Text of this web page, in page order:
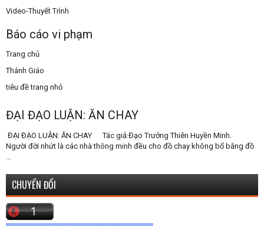
Video-Thuyết Trình
Báo cáo vi phạm
Trang chủ
Thánh Giáo
tiêu đề trang nhỏ
ĐẠI ĐẠO LUẬN: ĂN CHAY
ĐẠI ĐẠO LUẬN: ĂN CHAY Tác giả:Đạo Trưởng Thiên Huyền Minh.
Người đời nhứt là các nhà thông minh đều cho đồ chay không bổ bằng đồ
...
CHUYỂN ĐỔI